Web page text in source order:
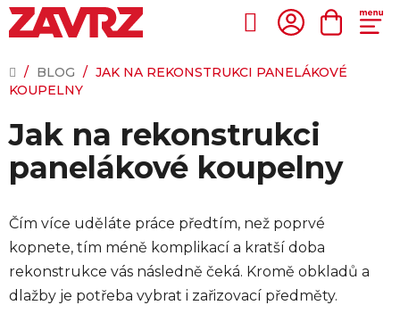
Přejít
na
Hledat
KOŠÍK
DOMŮ
/ BLOG / JAK NA REKONSTRUKCI PANELÁKOVÉ
KOUPELNY
Jak na rekonstrukci
panelákové koupelny
Čím více uděláte práce předtím, než poprvé
kopnete, tím méně komplikací a kratší doba
rekonstrukce vás následně čeká. Kromě obkladů a
dlažby je potřeba vybrat i zařizovací předměty.